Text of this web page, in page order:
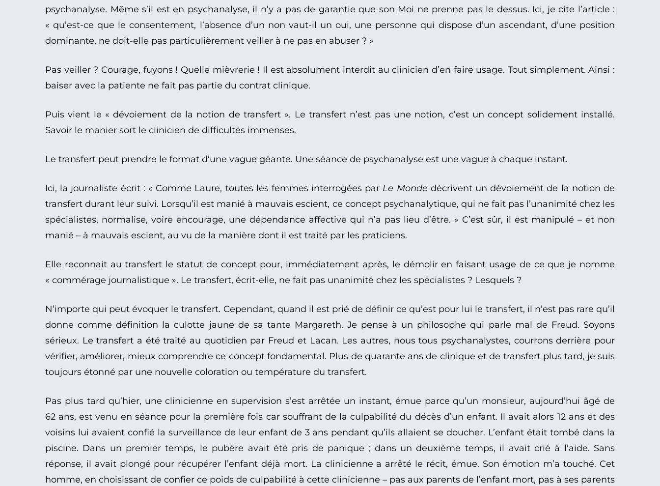
psychanalyse. Même s’il est en psychanalyse, il n’y a pas de garantie que son Moi ne prenne pas le dessus. Ici, je cite l’article :
« qu’est-ce que le consentement, l’absence d’un non vaut-il un oui, une personne qui dispose d’un ascendant, d’une position
dominante, ne doit-elle pas particulièrement veiller à ne pas en abuser ? »
Pas veiller ? Courage, fuyons ! Quelle mièvrerie ! Il est absolument interdit au clinicien d’en faire usage. Tout simplement. Ainsi :
baiser avec la patiente ne fait pas partie du contrat clinique.
Puis vient le « dévoiement de la notion de transfert ». Le transfert n’est pas une notion, c’est un concept solidement installé.
Savoir le manier sort le clinicien de difficultés immenses.
Le transfert peut prendre le format d’une vague géante. Une séance de psychanalyse est une vague à chaque instant.
Ici, la journaliste écrit : « Comme Laure, toutes les femmes interrogées par Le Monde décrivent un dévoiement de la notion de
transfert durant leur suivi. Lorsqu’il est manié à mauvais escient, ce concept psychanalytique, qui ne fait pas l’unanimité chez les
spécialistes, normalise, voire encourage, une dépendance affective qui n’a pas lieu d’être. » C’est sûr, il est manipulé – et non
manié – à mauvais escient, au vu de la manière dont il est traité par les praticiens.
Elle reconnait au transfert le statut de concept pour, immédiatement après, le démolir en faisant usage de ce que je nomme
« commérage journalistique ». Le transfert, écrit-elle, ne fait pas unanimité chez les spécialistes ? Lesquels ?
N’importe qui peut évoquer le transfert. Cependant, quand il est prié de définir ce qu’est pour lui le transfert, il n’est pas rare qu’il
donne comme définition la culotte jaune de sa tante Margareth. Je pense à un philosophe qui parle mal de Freud. Soyons
sérieux. Le transfert a été traité au quotidien par Freud et Lacan. Les autres, nous tous psychanalystes, courrons derrière pour
vérifier, améliorer, mieux comprendre ce concept fondamental. Plus de quarante ans de clinique et de transfert plus tard, je suis
toujours étonné par une nouvelle coloration ou température du transfert.
Pas plus tard qu’hier, une clinicienne en supervision s’est arrêtée un instant, émue parce qu’un monsieur, aujourd’hui âgé de
62 ans, est venu en séance pour la première fois car souffrant de la culpabilité du décès d’un enfant. Il avait alors 12 ans et des
voisins lui avaient confié la surveillance de leur enfant de 3 ans pendant qu’ils allaient se doucher. L’enfant était tombé dans la
piscine. Dans un premier temps, le pubère avait été pris de panique ; dans un deuxième temps, il avait crié à l’aide. Sans
réponse, il avait plongé pour récupérer l’enfant déjà mort. La clinicienne a arrêté le récit, émue. Son émotion m’a touché. Cet
homme, en choisissant de confier ce poids de culpabilité à cette clinicienne – pas aux parents de l’enfant mort, pas à ses parents